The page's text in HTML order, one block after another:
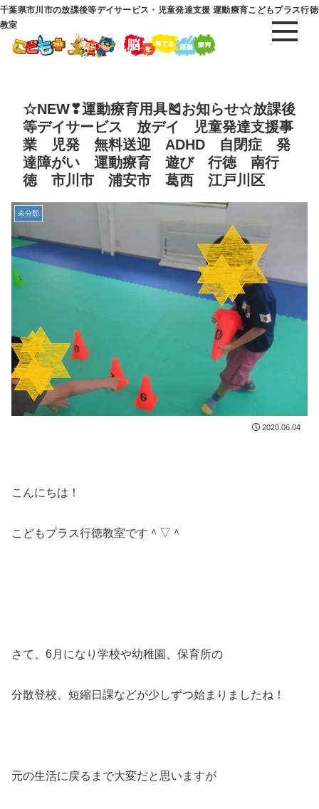
千葉県市川市の放課後等デイサービス・児童発達支援 運動療育こどもプラス行徳
教室
☆NEW❣運動療育用具🎽お知らせ☆放課後
等デイサービス 放デイ 児童発達支援事
業 児発 無料送迎 ADHD 自閉症 発
達障がい 運動療育 遊び 行徳 南行
徳 市川市 浦安市 葛西 江戸川区
未分類
2020.06.04
こんにちは！
こどもプラス行徳教室です＾▽＾
さて、6月になり学校や幼稚園、保育所の
分散登校、短縮日課などが少しずつ始まりましたね！
元の生活に戻るまで大変だと思いますが